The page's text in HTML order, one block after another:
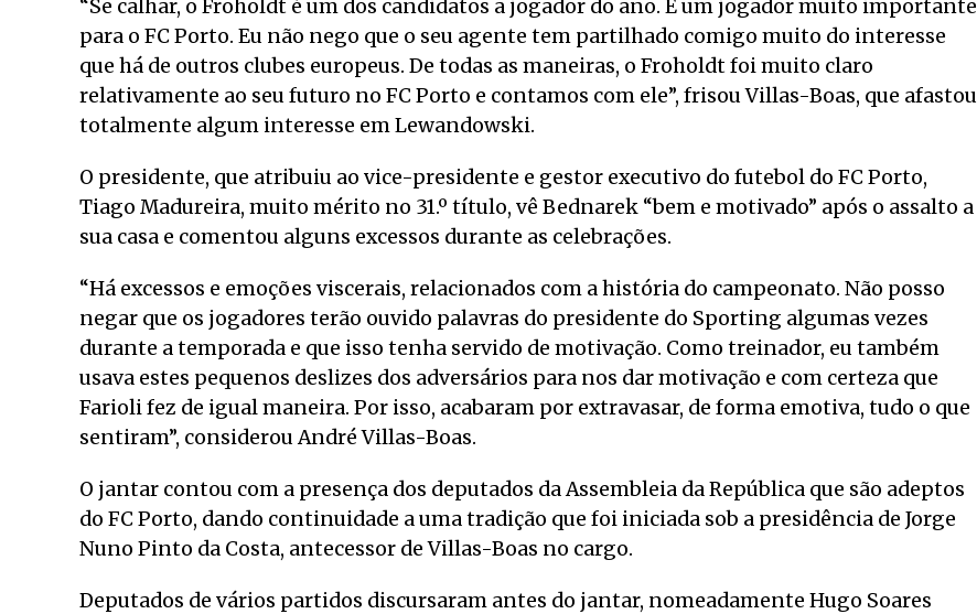
“Se calhar, o Froholdt é um dos candidatos a jogador do ano. É um jogador muito importante
para o FC Porto. Eu não nego que o seu agente tem partilhado comigo muito do interesse
que há de outros clubes europeus. De todas as maneiras, o Froholdt foi muito claro
relativamente ao seu futuro no FC Porto e contamos com ele”, frisou Villas-Boas, que afastou
totalmente algum interesse em Lewandowski.
O presidente, que atribuiu ao vice-presidente e gestor executivo do futebol do FC Porto,
Tiago Madureira, muito mérito no 31.º título, vê Bednarek “bem e motivado” após o assalto a
sua casa e comentou alguns excessos durante as celebrações.
“Há excessos e emoções viscerais, relacionados com a história do campeonato. Não posso
negar que os jogadores terão ouvido palavras do presidente do Sporting algumas vezes
durante a temporada e que isso tenha servido de motivação. Como treinador, eu também
usava estes pequenos deslizes dos adversários para nos dar motivação e com certeza que
Farioli fez de igual maneira. Por isso, acabaram por extravasar, de forma emotiva, tudo o que
sentiram”, considerou André Villas-Boas.
O jantar contou com a presença dos deputados da Assembleia da República que são adeptos
do FC Porto, dando continuidade a uma tradição que foi iniciada sob a presidência de Jorge
Nuno Pinto da Costa, antecessor de Villas-Boas no cargo.
Deputados de vários partidos discursaram antes do jantar, nomeadamente Hugo Soares